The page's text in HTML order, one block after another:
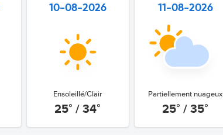
10-08-2026
Ensoleillé/Clair
25° / 34°
11-08-2026
Partiellement nuageux
25° / 35°